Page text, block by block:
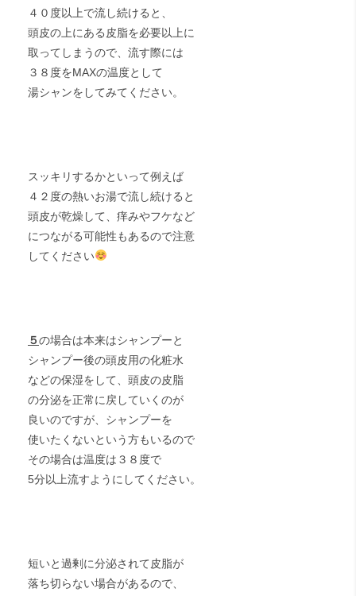
４０度以上で流し続けると、
頭皮の上にある皮脂を必要以上に
取ってしまうので、流す際には
３８度をMAXの温度として
湯シャンをしてみてください。
スッキリするかといって例えば
４２度の熱いお湯で流し続けると
頭皮が乾燥して、痒みやフケなど
につながる可能性もあるので注意
してください
５の場合は本来はシャンプーと
シャンプー後の頭皮用の化粧水
などの保湿をして、頭皮の皮脂
の分泌を正常に戻していくのが
良いのですが、シャンプーを
使いたくないという方もいるので
その場合は温度は３８度で
5分以上流すようにしてください。
短いと過剰に分泌されて皮脂が
落ち切らない場合があるので、